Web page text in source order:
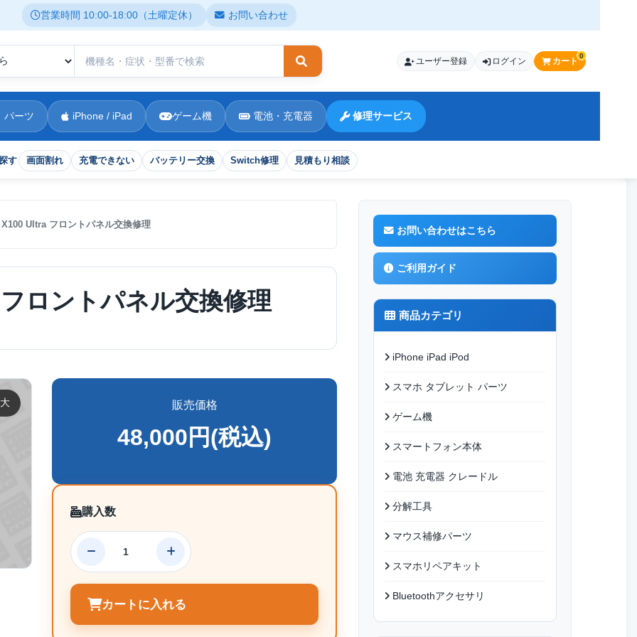
営業時間 10:00-18:00（土曜定休） お問い合わせ
検索
す 画面割れ 充電できない バッテリー交換 Switch修理 見積もり相談
ユーザー登録 ログイン カート
0
パーツ iPhone / iPad ゲーム機 電池・充電器 修理サービス
Ultra フロントパネル交換修理
ロントパネル交換修理
販売価格
48,000円(税込)
購入数
カートに入れる
お問い合わせはこちら
ご利用ガイド
商品カテゴリ
iPhone iPad iPod
スマホ タブレット パーツ
ゲーム機
スマートフォン本体
電池 充電器 クレードル
分解工具
マウス補修パーツ
スマホリペアキット
Bluetoothアクセサリ